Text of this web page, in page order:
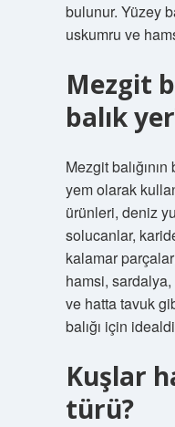
bulunur. Yüzey
uskumru ve
Mezgit
balık
Mezgit
yem olarak
ürünleri, deniz
solucanlar,
kalamar
hamsi,
ve hatta tavuk
balığı için
Kuşlar
türü?